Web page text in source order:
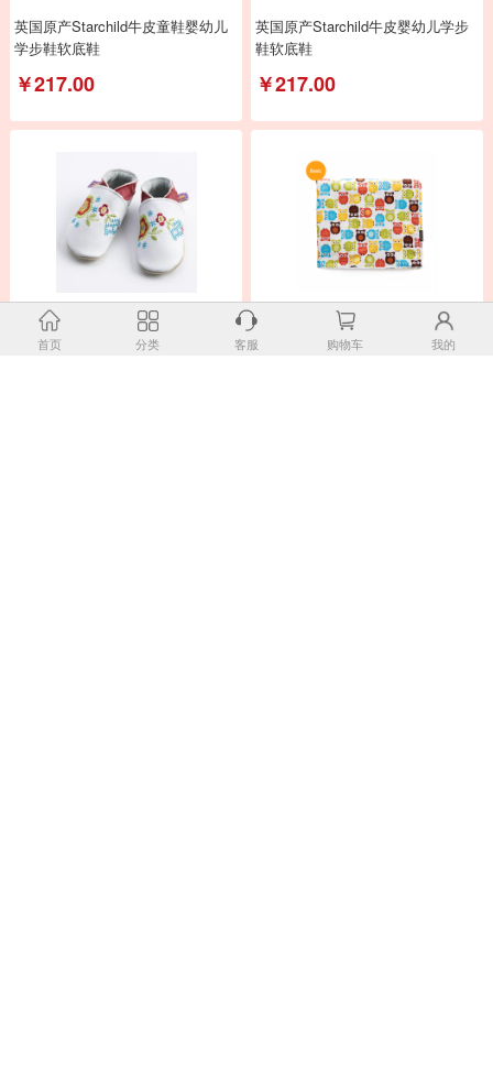
英国原产Starchild牛皮童鞋婴幼儿
学步鞋软底鞋
￥217.00
英国原产Starchild牛皮婴幼儿学步
鞋软底鞋
￥217.00
英国原产Starchild牛皮童鞋婴幼儿
学步鞋软底鞋
韩国原产borny基本棉婴幼儿四季毯
婴儿毯宝宝毯85*105cm
首页 分类 客服 购物车 我的